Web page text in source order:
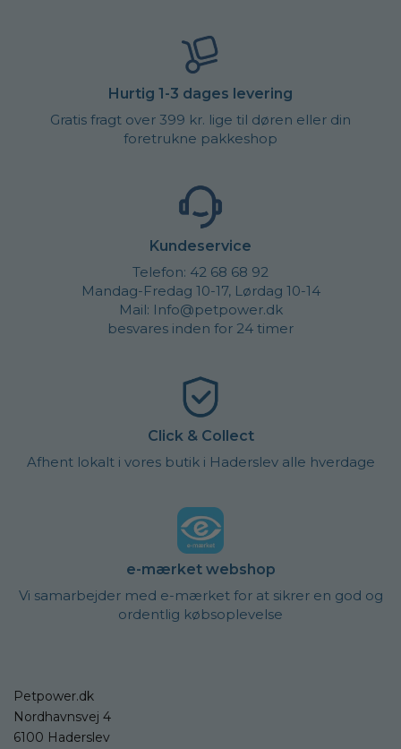
Hurtig 1-3 dages levering
Gratis fragt over 399 kr. lige til døren eller din
foretrukne pakkeshop
Kundeservice
Telefon: 42 68 68 92
Mandag-Fredag 10-17, Lørdag 10-14
Mail: Info@petpower.dk
besvares inden for 24 timer
Click & Collect
Afhent lokalt i vores butik i Haderslev alle hverdage
e-mærket webshop
Vi samarbejder med e-mærket for at sikrer en god og
ordentlig købsoplevelse
Petpower.dk
Nordhavnsvej 4
6100 Haderslev